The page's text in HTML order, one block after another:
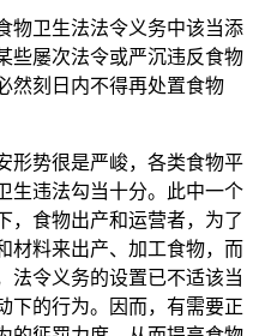
卫生法法令义务中该当添
些屡次法令或严沉违反食物
然刻日内不得再处置食物
势很是严峻，各类食物平
生违法勾当十分。此中一个
，食物出产和运营者，为了
材料来出产、加工食物，而
法令义务的设置已不适该当
下的行为。因而，有需要正